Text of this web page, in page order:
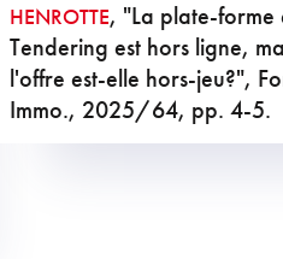
HENROTTE, "La plate-forme
Tendering est hors ligne,
l'offre est-elle hors-jeu?",
Immo., 2025/64, pp. 4-5.